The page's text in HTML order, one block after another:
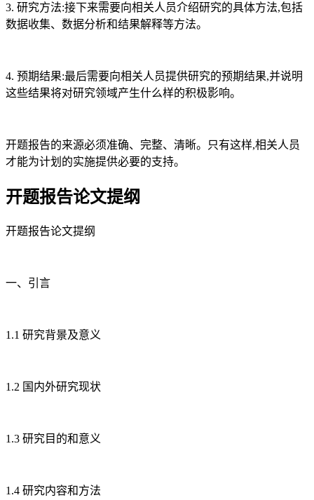
3. 研究方法:接下来需要向相关人员介绍研究的具体方法,包括
数据收集、数据分析和结果解释等方法。
4. 预期结果:最后需要向相关人员提供研究的预期结果,并说明
这些结果将对研究领域产生什么样的积极影响。
开题报告的来源必须准确、完整、清晰。只有这样,相关人员
才能为计划的实施提供必要的支持。
开题报告论文提纲
开题报告论文提纲
一、引言
1.1 研究背景及意义
1.2 国内外研究现状
1.3 研究目的和意义
1.4 研究内容和方法